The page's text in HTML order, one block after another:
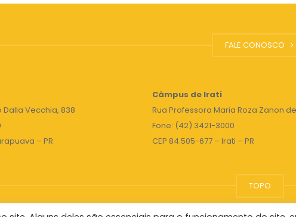
FALE CONOSCO
Vecchia, 838
– PR
Câmpus de Irati
Rua Professora Maria Roza Zanon
Fone: (42) 3421-3000
CEP 84.505-677 – Irati – PR
TOPO